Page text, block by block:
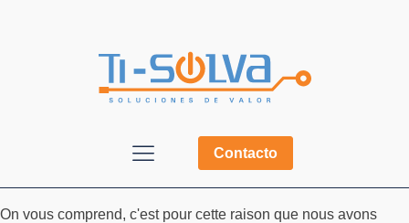
Contacto
On vous comprend, c'est pour cette raison que nous avons